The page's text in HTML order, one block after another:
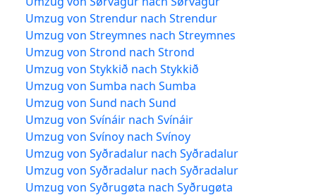
Umzug von Strendur nach Strendur
Umzug von Streymnes nach Streymnes
Umzug von Strond nach Strond
Umzug von Stykkið nach Stykkið
Umzug von Sumba nach Sumba
Umzug von Sund nach Sund
Umzug von Svínáir nach Svínáir
Umzug von Svínoy nach Svínoy
Umzug von Syðradalur nach Syðradalur
Umzug von Syðradalur nach Syðradalur
Umzug von Syðrugøta nach Syðrugøta